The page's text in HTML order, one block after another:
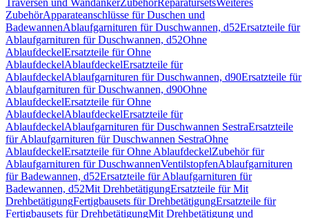
Traversen und WandankerZubehörReparatursetsWeiteres
ZubehörApparateanschlüsse für Duschen und
BadewannenAblaufgarnituren für Duschwannen, d52Ersatzteile für
Ablaufgarnituren für Duschwannen, d52Ohne
AblaufdeckelErsatzteile für Ohne
AblaufdeckelAblaufdeckelErsatzteile für
AblaufdeckelAblaufgarnituren für Duschwannen, d90Ersatzteile für
Ablaufgarnituren für Duschwannen, d90Ohne
AblaufdeckelErsatzteile für Ohne
AblaufdeckelAblaufdeckelErsatzteile für
AblaufdeckelAblaufgarnituren für Duschwannen SestraErsatzteile
für Ablaufgarnituren für Duschwannen SestraOhne
AblaufdeckelErsatzteile für Ohne AblaufdeckelZubehör für
Ablaufgarnituren für DuschwannenVentilstopfenAblaufgarnituren
für Badewannen, d52Ersatzteile für Ablaufgarnituren für
Badewannen, d52Mit DrehbetätigungErsatzteile für Mit
DrehbetätigungFertigbausets für DrehbetätigungErsatzteile für
Fertigbausets für DrehbetätigungMit Drehbetätigung und